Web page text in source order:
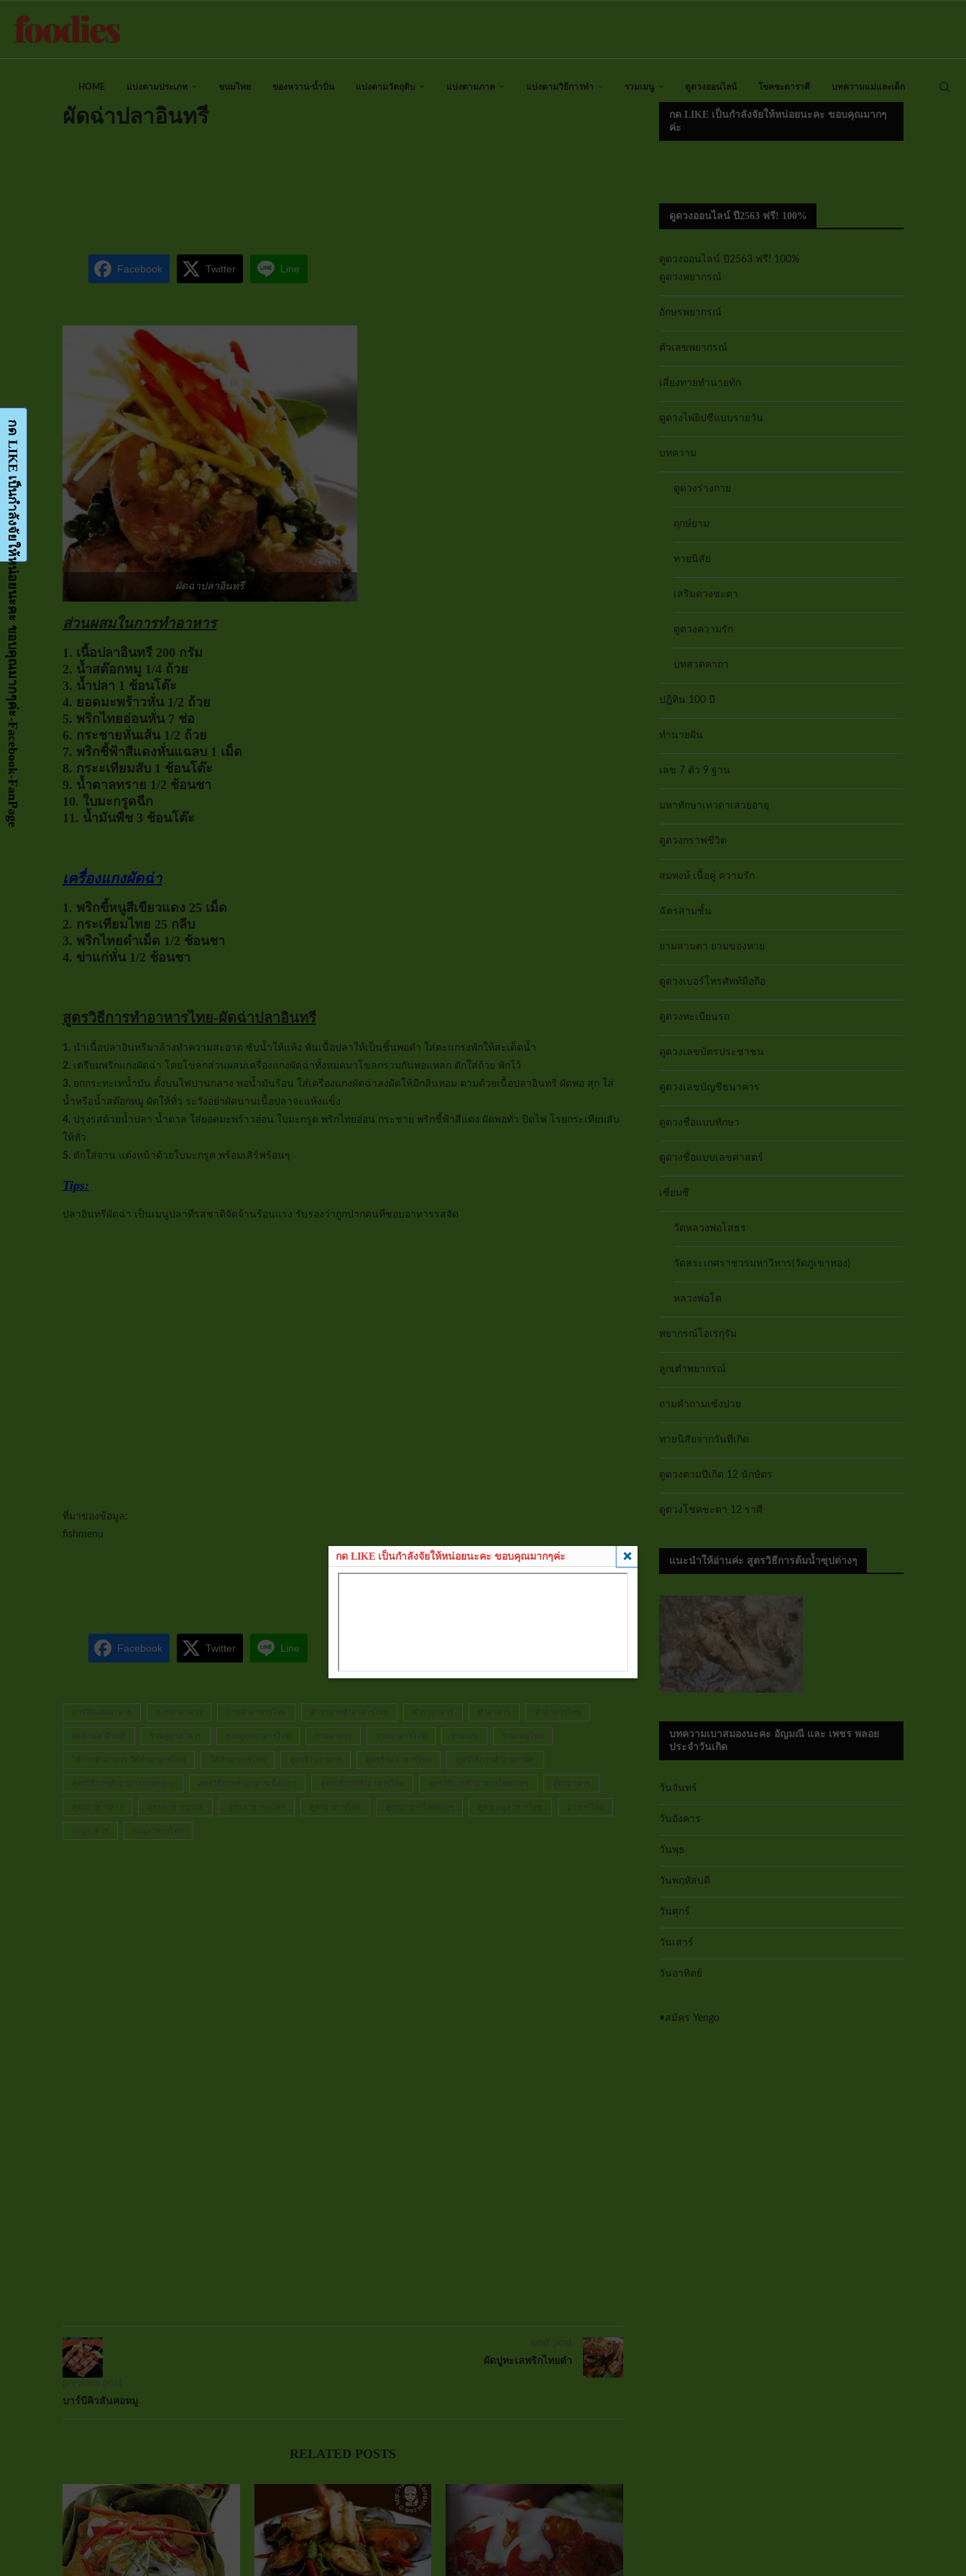
HOME แบ่งตามประเภท ขนมไทย ของหวาน-น้ำปั่น แบ่งตามวัตถุดิบ แบ่งตามภาค แบ่งตามวิธีการทำ รวมเมนู ดูดวงออนไลน์ โชคชะตาราศี บทความแม่และเด็ก
ผัดฉ่าปลาอินทรี
Facebook Twitter Line
ผัดฉ่าปลาอินทรี
ส่วนผสมในการทำอาหาร
1. เนื้อปลาอินทรี 200 กรัม
2. น้ำสต๊อกหมู 1/4 ถ้วย
3. น้ำปลา 1 ช้อนโต๊ะ
4. ยอดมะพร้าวหั่น 1/2 ถ้วย
5. พริกไทยอ่อนหั่น 7 ช่อ
6. กระชายหั่นเส้น 1/2 ถ้วย
7. พริกชี้ฟ้าสีแดงหั่นแฉลบ 1 เม็ด
8. กระะเทียมสับ 1 ช้อนโต๊ะ
9. น้ำตาลทราย 1/2 ช้อนชา
10. ใบมะกรูดฉีก
11. น้ำมันพืช 3 ช้อนโต๊ะ
เครื่องแกงผัดฉ่า
1. พริกขี้หนูสีเขียวแดง 25 เม็ด
2. กระเทียมไทย 25 กลีบ
3. พริกไทยดำเม็ด 1/2 ช้อนชา
4. ข่าแก่หั่น 1/2 ช้อนชา
สูตรวิธีการทำอาหารไทย-ผัดฉ่าปลาอินทรี
1. นำเนื้อปลาอินทรีมาล้างทำความสะอาด ซับน้ำให้แห้ง หั่นเนื้อปลาให้เป็นชิ้นพอคำ ใส่ตะแกรงพักให้สะเด็ดน้ำ
2. เตรียมพริกแกงผัดฉ่า โดยโขลกส่วนผสมเครื่องแกงผัดฉ่าทั้งหมดมาโขลกรวมกันพอแหลก ตักใส่ถ้วย พักไว้
3. ยกกระทะเทน้ำมัน ตั้งบนไฟปานกลาง พอน้ำมันร้อน ใส่เครื่องแกงผัดฉ่าลงผัดให้มีกลิ่นหอม ตามด้วยเนื้อปลาอินทรี ผัดพอ สุก ใส่
น้ำหรือน้ำสต๊อกหมู ผัดให้ทั่ว ระวังอย่าผัดนานเนื้อปลาจะแห้งแข็ง
4. ปรุงรสด้วยน้ำปลา น้ำตาล ใส่ยอดมะพร้าวอ่อน ใบมะกรูด พริกไทยอ่อน กระชาย พริกชี้ฟ้าสีแดง ผัดพอทั่ว ปิดไฟ โรยกระเทียมสับ
ให้ทั่ว
5. ตักใส่จาน แต่งหน้าด้วยใบมะกรูด พร้อมเสิร์ฟร้อนๆ
Tips:
ปลาอินทรีผัดฉ่า เป็นเมนูปลาที่รสชาติจัดจ้านร้อนแรง รับรองว่าถูกปากคนที่ชอบอาหารรสจัด
ที่มาของข้อมูล:
fishmenu
Facebook Twitter Line
previous post
บาร์บีคิวสันคอหมู
next post
ผัดปูทะเลพริกไทยดำ
RELATED POSTS
กด LIKE เป็นกำลังจัยให้หน่อยนะคะ ขอบคุณมากๆ
ค่ะ
ดูดวงออนไลน์ ปี2563 ฟรี! 100%
ดูดวงออนไลน์ ปี2563 ฟรี! 100%
ดูดวงพยากรณ์
อักษรพยากรณ์
ตัวเลขพยากรณ์
เสี่ยงทายทำนายทัก
ดูดวงไพ่ยิปซีแบบรายวัน
บทความ
ดูดวงร่างกาย
ฤกษ์ยาม
ทายนิสัย
เสริมดวงชะตา
ดูดวงความรัก
บทสวดคาถา
ปฏิทิน 100 ปี
ทำนายฝัน
เลข 7 ตัว 9 ฐาน
มหาทักษาเทวดาเสวยอายุ
ดูดวงกราฟชีวิต
สมพงษ์ เนื้อคู่ ความรัก
ฉัตรสามชั้น
ยามสามตา ยามของหาย
ดูดวงเบอร์โทรศัพท์มือถือ
ดูดวงทะเบียนรถ
ดูดวงเลขบัตรประชาชน
ดูดวงเลขบัญชีธนาคาร
ดูดวงชื่อแบบทักษา
ดูดวงชื่อแบบเลขศาสตร์
เซียมซี
วัดหลวงพ่อโสธร
วัดสระเกศราชวรมหาวิหาร(วัดภูเขาทอง)
หลวงพ่อโต
พยากรณ์โอเรกุรัม
ลูกเต๋าพยากรณ์
ถามคำถามเซ้งปวย
ทายนิสัยจากวันที่เกิด
ดูดวงตามปีเกิด 12 นักษัตร
ดูดวงโชคชะตา 12 ราศี
แนะนำให้อ่านค่ะ สูตรวิธีการต้มน้ำซุปต่างๆ
บทความเบาสมองนะคะ อัญมณี และ เพชร พลอย
ประจำวันเกิด
วันจันทร์
วันอังคาร
วันพุธ
วันพฤหัสบดี
วันศุกร์
วันเสาร์
วันอาทิตย์
•สมัคร Yengo
กด LIKE เป็นกำลังจัยให้หน่อยนะคะ ขอบคุณมากๆค่ะ-Facebook-FanPage
กด LIKE เป็นกำลังจัยให้หน่อยนะคะ ขอบคุณมากๆค่ะ